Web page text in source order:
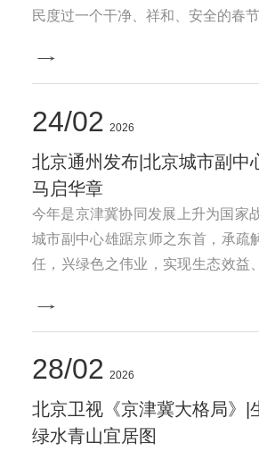
民度过一个干净、祥和、安全的春
24 02 2026
北京通州发布|北京城市副中
马启华章
今年是京津冀协同发展上升为国家
城市副中心雄踞京师之东首，承疏
任，兴绿色之伟业，实现生态效益
28 02 2026
北京卫视《京津冀大格局》|
绿水青山宜居图